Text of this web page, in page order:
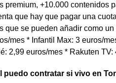
premium, +10.000 contenidos
que hay que pagar una
que se pueden añadir como
mes * Infantil Max: 3 euros/
2,99 euros/mes * Rakuten
puedo contratar si vivo en